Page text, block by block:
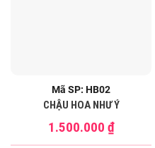
Mã SP: HB02
CHẬU HOA NHƯ Ý
1.500.000 ₫